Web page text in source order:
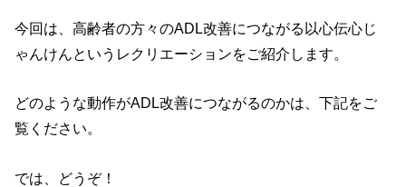
今回は、高齢者の方々のADL改善につながる以心伝心じ
ゃんけんというレクリエーションをご紹介します。
どのような動作がADL改善につながるのかは、下記をご
覧ください。
では、どうぞ！